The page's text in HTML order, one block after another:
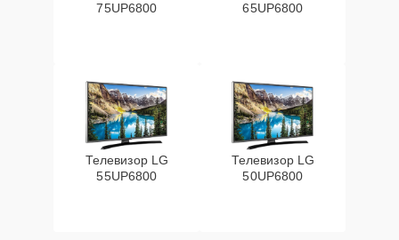
75UP6800
65UP6800
Телевизор LG
55UP6800
Телевизор LG
50UP6800